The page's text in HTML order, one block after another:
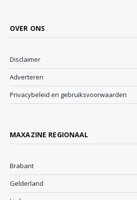
OVER ONS
Disclaimer
Adverteren
Privacybeleid en gebruiksvoorwaarden
MAXAZINE REGIONAAL
Brabant
Gelderland